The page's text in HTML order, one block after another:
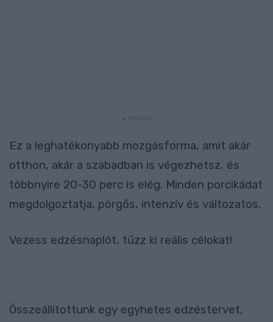
Ez a leghatékonyabb mozgásforma, amit akár
otthon, akár a szabadban is végezhetsz, és
többnyire 20-30 perc is elég. Minden porcikádat
megdolgoztatja, pörgős, intenzív és változatos.
Vezess edzésnaplót, tűzz ki reális célokat!
Összeállítottunk egy egyhetes edzéstervet,